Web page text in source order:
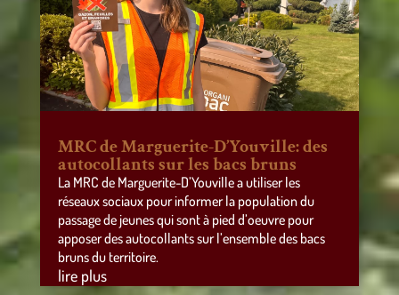
MRC de Marguerite-D’Youville: des
autocollants sur les bacs bruns
La MRC de Marguerite-D’Youville a utiliser les
réseaux sociaux pour informer la population du
passage de jeunes qui sont à pied d’oeuvre pour
apposer des autocollants sur l’ensemble des bacs
bruns du territoire.
lire plus